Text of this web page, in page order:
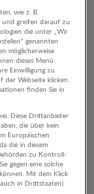
/
wie z. B.
und greifen darauf zu
die unter „Wir
genannten
möglicherweise
dieses Menü
Einwilligung zu
der Webseite klicken.
finden Sie in
Diese Drittanbieter
die über kein
Europäischen
die in diesem
zu Kontroll-
gegen eine solche
Mit dem Klick
in Drittstaaten)